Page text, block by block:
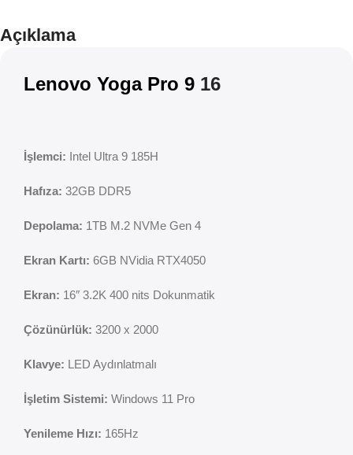
Açıklama
Lenovo Yoga Pro 9 16
İşlemci: Intel Ultra 9 185H
Hafıza: 32GB DDR5
Depolama: 1TB M.2 NVMe Gen 4
Ekran Kartı: 6GB NVidia RTX4050
Ekran: 16″ 3.2K 400 nits Dokunmatik
Çözünürlük: 3200 x 2000
Klavye: LED Aydınlatmalı
İşletim Sistemi: Windows 11 Pro
Yenileme Hızı: 165Hz